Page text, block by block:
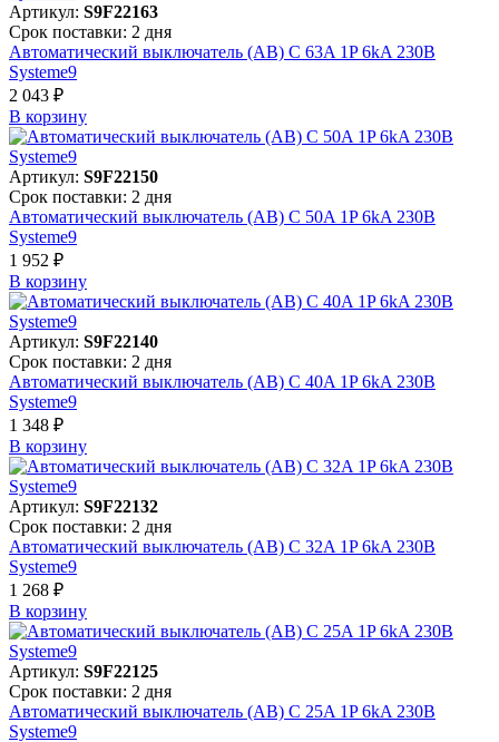
Артикул: S9F22163
Срок поставки: 2 дня
Автоматический выключатель (АВ) C 63A 1P 6kA 230В
Systeme9
2 043 ₽
В корзинy
Артикул: S9F22150
Срок поставки: 2 дня
Автоматический выключатель (АВ) C 50A 1P 6kA 230В
Systeme9
1 952 ₽
В корзинy
Артикул: S9F22140
Срок поставки: 2 дня
Автоматический выключатель (АВ) C 40A 1P 6kA 230В
Systeme9
1 348 ₽
В корзинy
Артикул: S9F22132
Срок поставки: 2 дня
Автоматический выключатель (АВ) C 32A 1P 6kA 230В
Systeme9
1 268 ₽
В корзинy
Артикул: S9F22125
Срок поставки: 2 дня
Автоматический выключатель (АВ) C 25A 1P 6kA 230В
Systeme9